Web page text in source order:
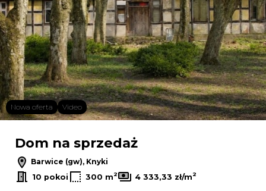
Nowa oferta Video
Dom na sprzedaż
Barwice (gw), Knyki
10 pokoi
300 m2 4 333,33 zł/m2